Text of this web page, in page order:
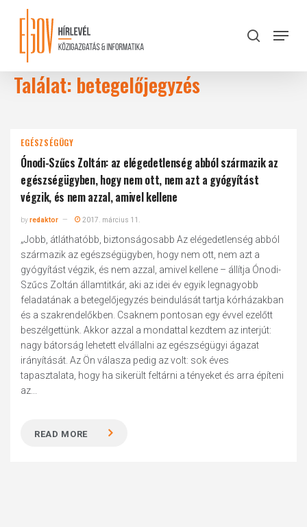
content
search
Menu
Találat: betegelőjegyzés
EGÉSZSÉGÜGY
Ónodi-Szűcs Zoltán: az elégedetlenség abból származik az
egészségügyben, hogy nem ott, nem azt a gyógyítást
végzik, és nem azzal, amivel kellene
byredaktor 2017. március 11.
„Jobb, átláthatóbb, biztonságosabb Az elégedetlenség abból
származik az egészségügyben, hogy nem ott, nem azt a
gyógyítást végzik, és nem azzal, amivel kellene – állítja Ónodi-
Szűcs Zoltán államtitkár, aki az idei év egyik legnagyobb
feladatának a betegelőjegyzés beindulását tartja kórházakban
és a szakrendelőkben. Csaknem pontosan egy évvel ezelőtt
beszélgettünk. Akkor azzal a mondattal kezdtem az interjút:
nagy bátorság lehetett elvállalni az egészségügyi ágazat
irányítását. Az Ön válasza pedig az volt: sok éves
tapasztalata, hogy ha sikerült feltárni a tényeket és arra építeni
az...
READ MORE
Close